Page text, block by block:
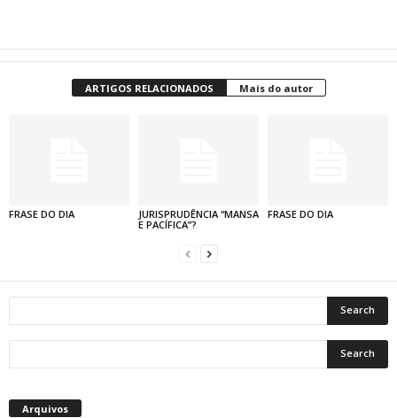
ARTIGOS RELACIONADOS Mais do autor
FRASE DO DIA
JURISPRUDÊNCIA “MANSA
E PACÍFICA”?
FRASE DO DIA
Arquivos